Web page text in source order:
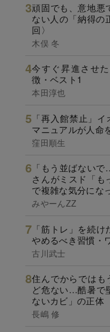
頑固でも、意地
ない人の「納得の
回〉
木俣 冬
今すぐ昇進させ
徴・ベスト1
本田淳也
「再入館禁止」
マニュアルが人命
窪田順生
「もう並ばない
さんがミスド「も
で複雑な気分にな
みやーんZZ
「筋トレ」を続
やめるべき習慣・
古川武士
住んでからではも
ど危ない…酷暑で
ないカビ」の正体
長嶋 修